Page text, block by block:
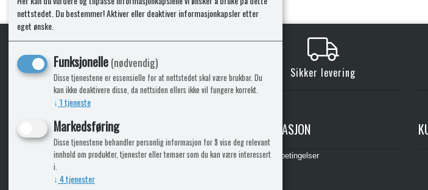
KLikk & hent Sikker levering
ICARAVANGRUPPEN
Trumadeler.no
Fritidsvarehuset.no
INFORMASJON
Leveringsbetingelser
nettstedet. Du bestemmer! Aktiver eller deaktiver informasjonkapsler etter
eget ønske.
Funksjonelle(nødvendig)
Disse tjenestene er essensielle for at nettstedet skal være brukbar. Du
kan ikke deaktivere disse, da nettsiden ellers ikke vil fungere korrekt.
↓ 1tjeneste
Markedsføring
Disse tjenestene behandler personlig informasjon for å vise deg relevant
innhold om produkter, tjenester eller temaer som du kan være interessert
i.
↓ 4tjenester